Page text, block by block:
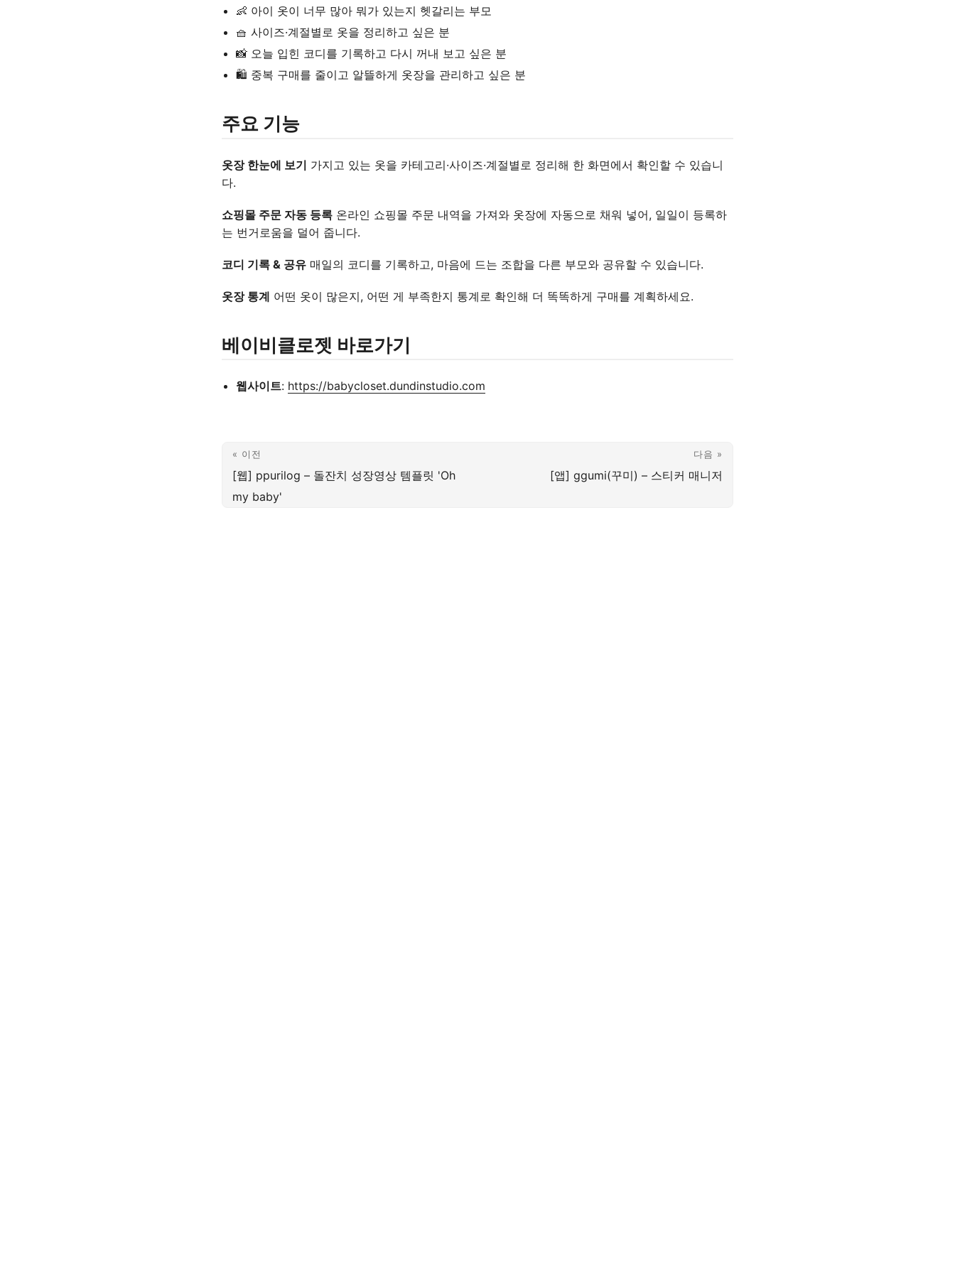
👶 아이 옷이 너무 많아 뭐가 있는지 헷갈리는 부모
🧺 사이즈·계절별로 옷을 정리하고 싶은 분
📸 오늘 입힌 코디를 기록하고 다시 꺼내 보고 싶은 분
🛍️ 중복 구매를 줄이고 알뜰하게 옷장을 관리하고 싶은 분
주요 기능
옷장 한눈에 보기 가지고 있는 옷을 카테고리·사이즈·계절별로 정리해 한 화면에서 확인할 수 있습니
다.
쇼핑몰 주문 자동 등록 온라인 쇼핑몰 주문 내역을 가져와 옷장에 자동으로 채워 넣어, 일일이 등록하
는 번거로움을 덜어 줍니다.
코디 기록 & 공유 매일의 코디를 기록하고, 마음에 드는 조합을 다른 부모와 공유할 수 있습니다.
옷장 통계 어떤 옷이 많은지, 어떤 게 부족한지 통계로 확인해 더 똑똑하게 구매를 계획하세요.
베이비클로젯 바로가기
웹사이트: https://babycloset.dundinstudio.com
« 이전
[웹] ppurilog – 돌잔치 성장영상 템플릿 'Oh
my baby'
다음 »
[앱] ggumi(꾸미) – 스티커 매니저